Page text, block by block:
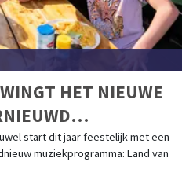
HET NIEUWE
VAN MUZIEK
start dit jaar feestelijk met een
muziekprogramma: Land van